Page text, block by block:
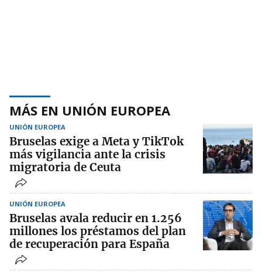
MÁS EN UNIÓN EUROPEA
UNIÓN EUROPEA
Bruselas exige a Meta y TikTok
más vigilancia ante la crisis
migratoria de Ceuta
UNIÓN EUROPEA
Bruselas avala reducir en 1.256
millones los préstamos del plan
de recuperación para España